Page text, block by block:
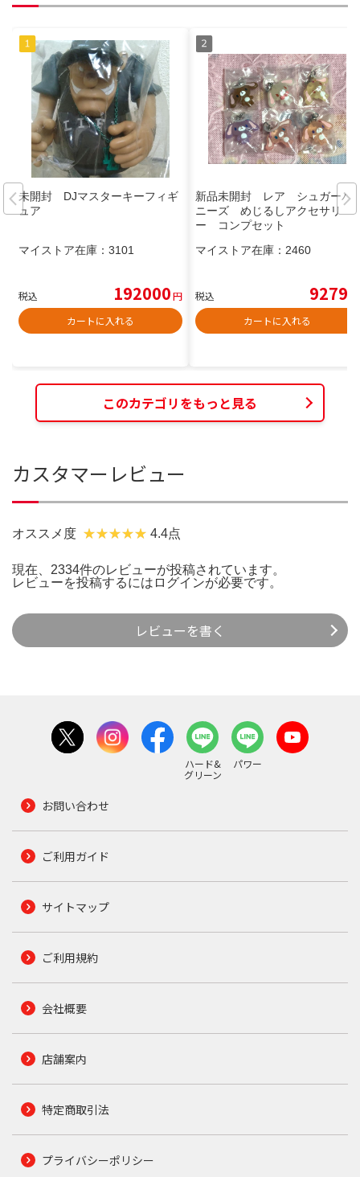
未開封 DJマスターキーフィギ
ュア
マイストア在庫： 3101
税込 192000円
カートに入れる
新品未開封 レア シュガーバ
ニーズ めじるしアクセサリ
ー コンプセット
マイストア在庫： 2460
税込 9279
カートに入れる
このカテゴリをもっと見る
カスタマーレビュー
オススメ度 4.4点
現在、2334件のレビューが投稿されています。
レビューを投稿するには ログインが必要です。
レビューを書く
ハード&
グリーン
パワー
お問い合わせ
ご利用ガイド
サイトマップ
ご利用規約
会社概要
店舗案内
特定商取引法
プライバシーポリシー